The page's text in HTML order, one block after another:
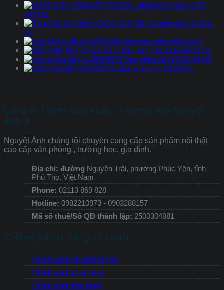
MODULE LÀM VIỆC
ROYAL
Tủ quần áo CA-10A-
2K
Bàn họp chân sắt H2412
Bàn làm việc Lufa DF12-02
Bàn giám đốc DT2010H35
Bàn máy tính AT204HL
Công ty TNHH Sản Xuất - Thương Mại Nguyệt
Ánh II
Nguyệt Ánh chúng tôi chuyên cung cấp sản phẩm nội thất
cao cấp văn phòng , trường học, gia đình.
Địa chỉ: đường Nguyễn Trãi, phường Phúc Yên, tỉnh
Phú Thọ, Việt Nam
Phone: 02113 869 828
Hotline: 0982210973 - 0903288157
Mã số thuế/Số QĐ thành lập: 2500304881
CHÍNH SÁCH VÀ QUY ĐỊNH
Chính sách về chất lượng
Chính sách mua hàng
Chính sách bảo hành